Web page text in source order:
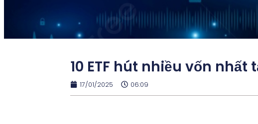
10 ETF hút nhiều vốn nhất
17/01/2025 06:09